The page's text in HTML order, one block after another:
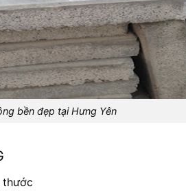
bền đẹp tại Hưng Yên
thước